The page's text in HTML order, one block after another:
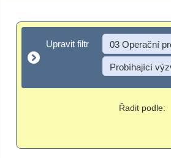
Upravit filtr
Upravit filtr 03 Operační
Probíhající
Řadit podle: